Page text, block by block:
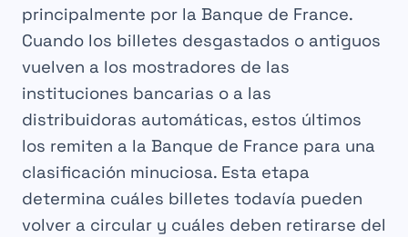
principalmente por la Banque de France.
Cuando los billetes desgastados o antiguos
vuelven a los mostradores de las
instituciones bancarias o a las
distribuidoras automáticas, estos últimos
los remiten a la Banque de France para una
clasificación minuciosa. Esta etapa
determina cuáles billetes todavía pueden
volver a circular y cuáles deben retirarse del